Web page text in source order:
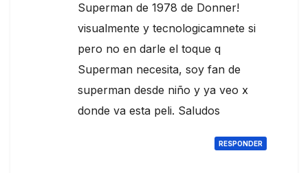
Superman de 1978 de Donner!
visualmente y tecnologicamnete si
pero no en darle el toque q
Superman necesita, soy fan de
superman desde niño y ya veo x
donde va esta peli. Saludos
RESPONDER